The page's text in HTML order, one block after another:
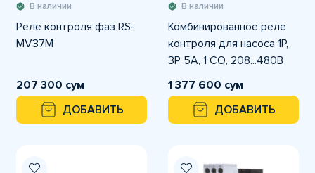
В наличии
Реле контроля фаз RS-
MV37M
207 300 сум
ДОБАВИТЬ
В наличии
Комбинированное реле
контроля для насоса 1P,
3P 5А, 1 CO, 208...480В
AC
1 377 600 сум
ДОБАВИТЬ